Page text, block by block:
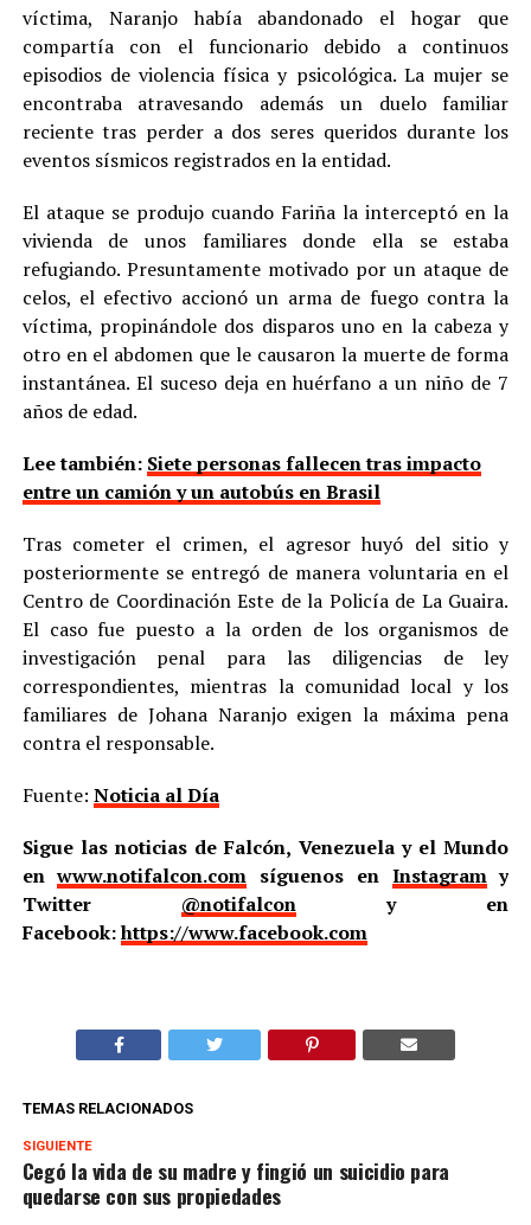
víctima, Naranjo había abandonado el hogar que
compartía con el funcionario debido a continuos
episodios de violencia física y psicológica. La mujer se
encontraba atravesando además un duelo familiar
reciente tras perder a dos seres queridos durante los
eventos sísmicos registrados en la entidad.
El ataque se produjo cuando Fariña la interceptó en la
vivienda de unos familiares donde ella se estaba
refugiando. Presuntamente motivado por un ataque de
celos, el efectivo accionó un arma de fuego contra la
víctima, propinándole dos disparos uno en la cabeza y
otro en el abdomen que le causaron la muerte de forma
instantánea. El suceso deja en huérfano a un niño de 7
años de edad.
Lee también: Siete personas fallecen tras impacto
entre un camión y un autobús en Brasil
Tras cometer el crimen, el agresor huyó del sitio y
posteriormente se entregó de manera voluntaria en el
Centro de Coordinación Este de la Policía de La Guaira.
El caso fue puesto a la orden de los organismos de
investigación penal para las diligencias de ley
correspondientes, mientras la comunidad local y los
familiares de Johana Naranjo exigen la máxima pena
contra el responsable.
Fuente: Noticia al Día
Sigue las noticias de Falcón, Venezuela y el Mundo
enwww.notifalcon.com síguenos en Instagramy
Twitter @notifalcony en
Facebook:https://www.facebook.com
TEMAS RELACIONADOS
SIGUIENTE
Cegó la vida de su madre y fingió un suicidio para
quedarse con sus propiedades